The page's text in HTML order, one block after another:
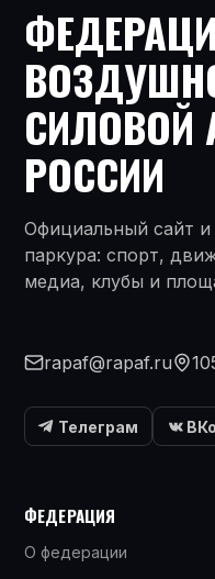
СИЛОВОЙ
РОССИИ
Официальный сайт
паркура: спорт,
медиа, клубы и
rapaf@rapaf.ru
Телеграм
ФЕДЕРАЦИЯ
О федерации